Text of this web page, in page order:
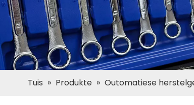
Tuis » Produkte » Outomatiese